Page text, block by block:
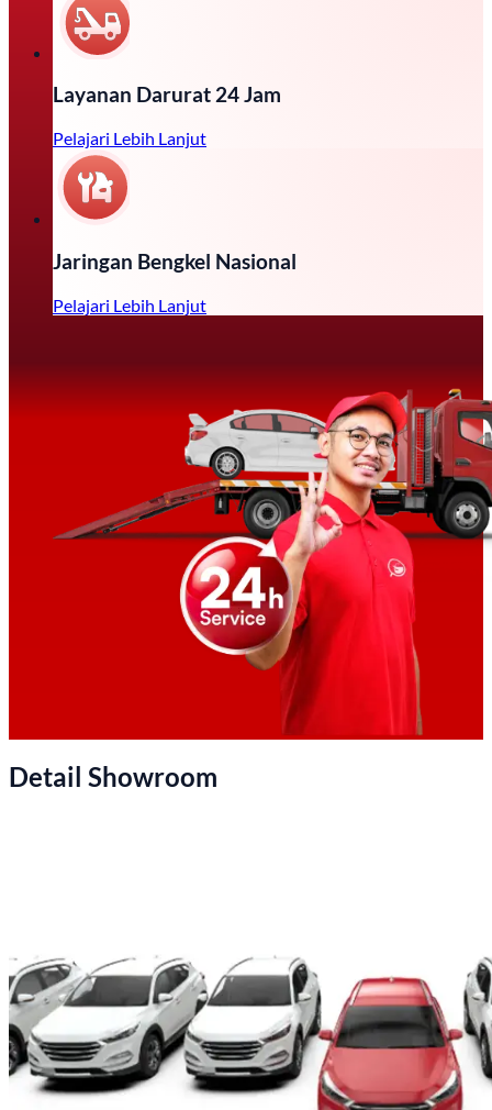
Layanan Darurat 24 Jam
Pelajari Lebih Lanjut
Jaringan Bengkel Nasional
Pelajari Lebih Lanjut
Detail Showroom